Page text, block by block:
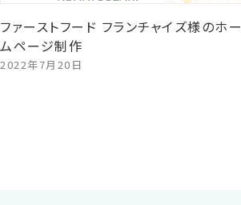
ファーストフード フランチャイズ様のホー
ムページ制作
2022年7月20日